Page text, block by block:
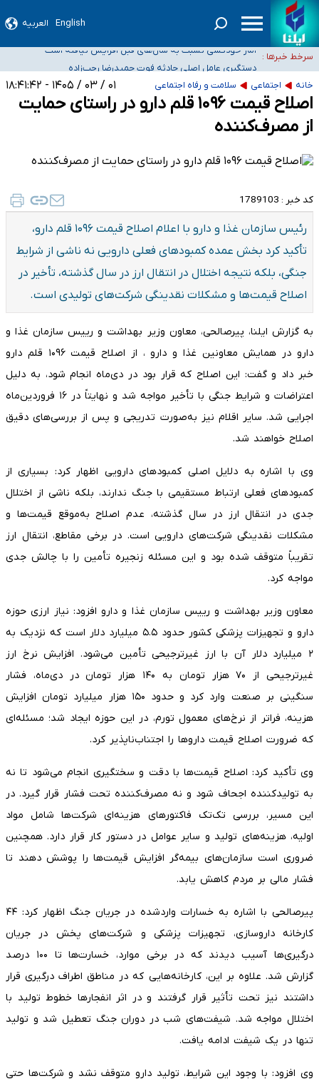
English العربیه
سرخط خبرها :
سیدحسن خمینی عزادار شد
نباید تفسیرهای سلیقه‌ای از مواضع رسمی کشور ارائه شود
«زیرمیزی» برای داوطلبان پزشکی سراب است/ دریافت‌های غیرمتعارف در شأن پزشکی
و کشورمان نیست/ نظام سلامت جلوی این رویه را بگیرد
خانه اجتماعی سلامت و رفاه اجتماعی ۰۱ / ۰۳ / ۱۴۰۵ - ۱۸:۴۱:۴۲
اصلاح قیمت ۱۰۹۶ قلم دارو در راستای حمایت
از مصرف‌کننده
کد خبر : 1789103
رئیس سازمان غذا و دارو با اعلام اصلاح قیمت ۱۰۹۶ قلم دارو،
تأکید کرد بخش عمده کمبود‌های فعلی دارویی نه ناشی از شرایط
جنگی، بلکه نتیجه اختلال در انتقال ارز در سال گذشته، تأخیر در
اصلاح قیمت‌ها و مشکلات نقدینگی شرکت‌های تولیدی است.
به گزارش ایلنا، پیرصالحی، معاون وزیر بهداشت و رییس سازمان غذا و
دارو در همایش معاونین غذا و دارو ، از اصلاح قیمت ۱۰۹۶ قلم دارو
خبر داد و گفت: این اصلاح که قرار بود در دی‌ماه انجام شود، به دلیل
اعتراضات و شرایط جنگی با تأخیر مواجه شد و نهایتاً در ۱۶ فروردین‌ماه
اجرایی شد. سایر اقلام نیز به‌صورت تدریجی و پس از بررسی‌های دقیق
اصلاح خواهند شد.
وی با اشاره به دلایل اصلی کمبود‌های دارویی اظهار کرد: بسیاری از
کمبود‌های فعلی ارتباط مستقیمی با جنگ ندارند، بلکه ناشی از اختلال
جدی در انتقال ارز در سال گذشته، عدم اصلاح به‌موقع قیمت‌ها و
مشکلات نقدینگی شرکت‌های دارویی است. در برخی مقاطع، انتقال ارز
تقریباً متوقف شده بود و این مسئله زنجیره تأمین را با چالش جدی
مواجه کرد.
معاون وزیر بهداشت و رییس سازمان غذا و دارو افزود: نیاز ارزی حوزه
دارو و تجهیزات پزشکی کشور حدود ۵.۵ میلیارد دلار است که نزدیک به
۲ میلیارد دلار آن با ارز غیرترجیحی تأمین می‌شود. افزایش نرخ ارز
غیرترجیحی از ۷۰ هزار تومان به ۱۴۰ هزار تومان در دی‌ماه، فشار
سنگینی بر صنعت وارد کرد و حدود ۱۵۰ هزار میلیارد تومان افزایش
هزینه، فراتر از نرخ‌های معمول تورم، در این حوزه ایجاد شد؛ مسئله‌ای
که ضرورت اصلاح قیمت دارو‌ها را اجتناب‌ناپذیر کرد.
وی تأکید کرد: اصلاح قیمت‌ها با دقت و سختگیری انجام می‌شود تا نه
به تولیدکننده اجحاف شود و نه مصرف‌کننده تحت فشار قرار گیرد. در
این مسیر، بررسی تک‌تک فاکتور‌های هزینه‌ای شرکت‌ها شامل مواد
اولیه، هزینه‌های تولید و سایر عوامل در دستور کار قرار دارد. همچنین
ضروری است سازمان‌های بیمه‌گر افزایش قیمت‌ها را پوشش دهند تا
فشار مالی بر مردم کاهش یابد.
پیرصالحی با اشاره به خسارات واردشده در جریان جنگ اظهار کرد: ۴۴
کارخانه داروسازی، تجهیزات پزشکی و شرکت‌های پخش در جریان
درگیری‌ها آسیب دیدند که در برخی موارد، خسارت‌ها تا ۱۰۰ درصد
گزارش شد. علاوه بر این، کارخانه‌هایی که در مناطق اطراف درگیری قرار
داشتند نیز تحت تأثیر قرار گرفتند و در اثر انفجار‌ها خطوط تولید با
اختلال مواجه شد. شیفت‌های شب در دوران جنگ تعطیل شد و تولید
تنها در یک شیفت ادامه یافت.
وی افزود: با وجود این شرایط، تولید دارو متوقف نشد و شرکت‌ها حتی